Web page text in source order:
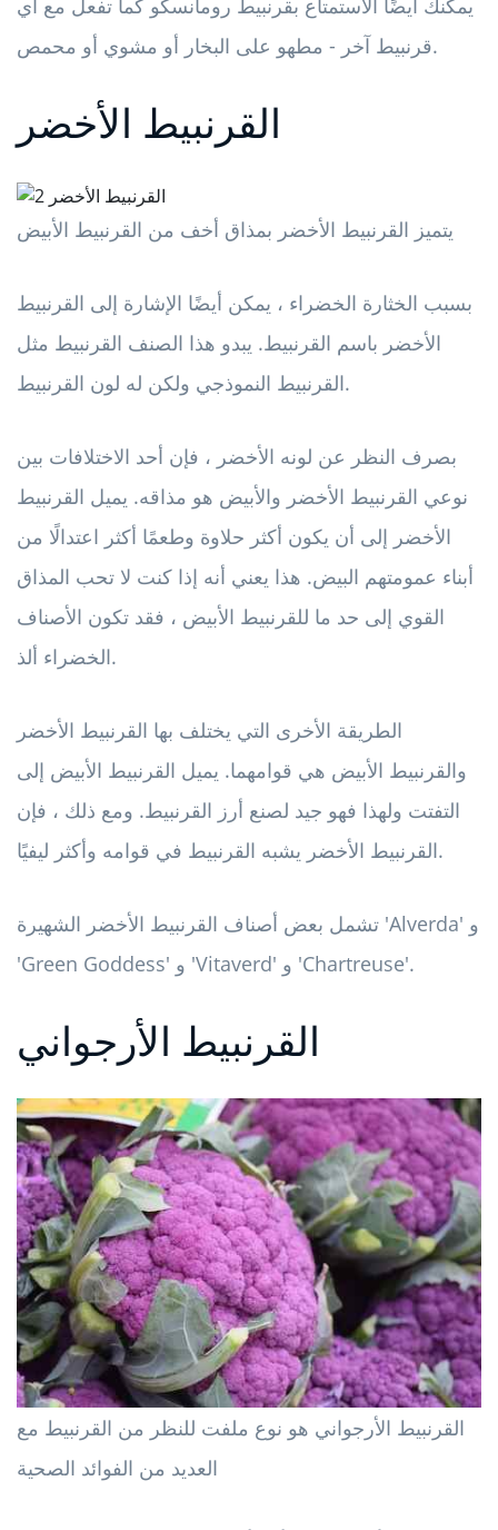
يمكنك أيضًا الاستمتاع بقرنبيط رومانسكو كما تفعل مع أي
قرنبيط آخر - مطهو على البخار أو مشوي أو محمص.
القرنبيط الأخضر
يتميز القرنبيط الأخضر بمذاق أخف من القرنبيط الأبيض
بسبب الخثارة الخضراء ، يمكن أيضًا الإشارة إلى القرنبيط
الأخضر باسم القرنبيط. يبدو هذا الصنف القرنبيط مثل
القرنبيط النموذجي ولكن له لون القرنبيط.
بصرف النظر عن لونه الأخضر ، فإن أحد الاختلافات بين
نوعي القرنبيط الأخضر والأبيض هو مذاقه. يميل القرنبيط
الأخضر إلى أن يكون أكثر حلاوة وطعمًا أكثر اعتدالًا من
أبناء عمومتهم البيض. هذا يعني أنه إذا كنت لا تحب المذاق
القوي إلى حد ما للقرنبيط الأبيض ، فقد تكون الأصناف
الخضراء ألذ.
الطريقة الأخرى التي يختلف بها القرنبيط الأخضر
والقرنبيط الأبيض هي قوامهما. يميل القرنبيط الأبيض إلى
التفتت ولهذا فهو جيد لصنع أرز القرنبيط. ومع ذلك ، فإن
القرنبيط الأخضر يشبه القرنبيط في قوامه وأكثر ليفيًا.
تشمل بعض أصناف القرنبيط الأخضر الشهيرة 'Alverda' و
'Green Goddess' و 'Vitaverd' و 'Chartreuse'.
القرنبيط الأرجواني
القرنبيط الأرجواني هو نوع ملفت للنظر من القرنبيط مع
العديد من الفوائد الصحية